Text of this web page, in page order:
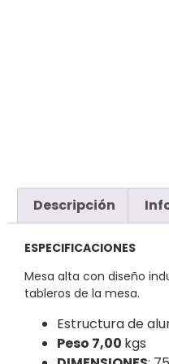
Descripción
ESPECIFICACIONES
Mesa alta con diseño
tableros de la mesa.
Estructura de
Peso 7,00 kgs